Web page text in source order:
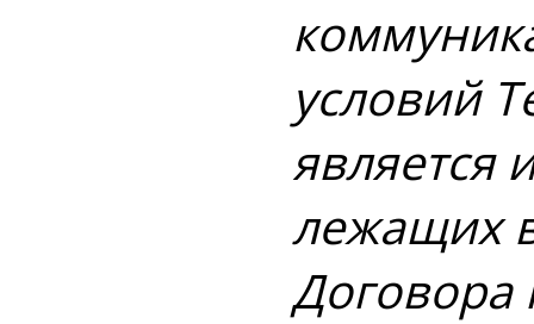
условий
является
лежащих
Договора